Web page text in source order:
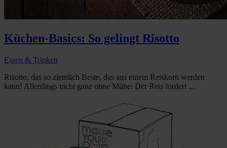
Küchen-Basics: So gelingt Risotto
Essen & Trinken
Risotto, das so ziemlich Beste, das aus einem Reiskorn werden
kann! Allerdings nicht ganz ohne Mühe: Der Reis fordert ...